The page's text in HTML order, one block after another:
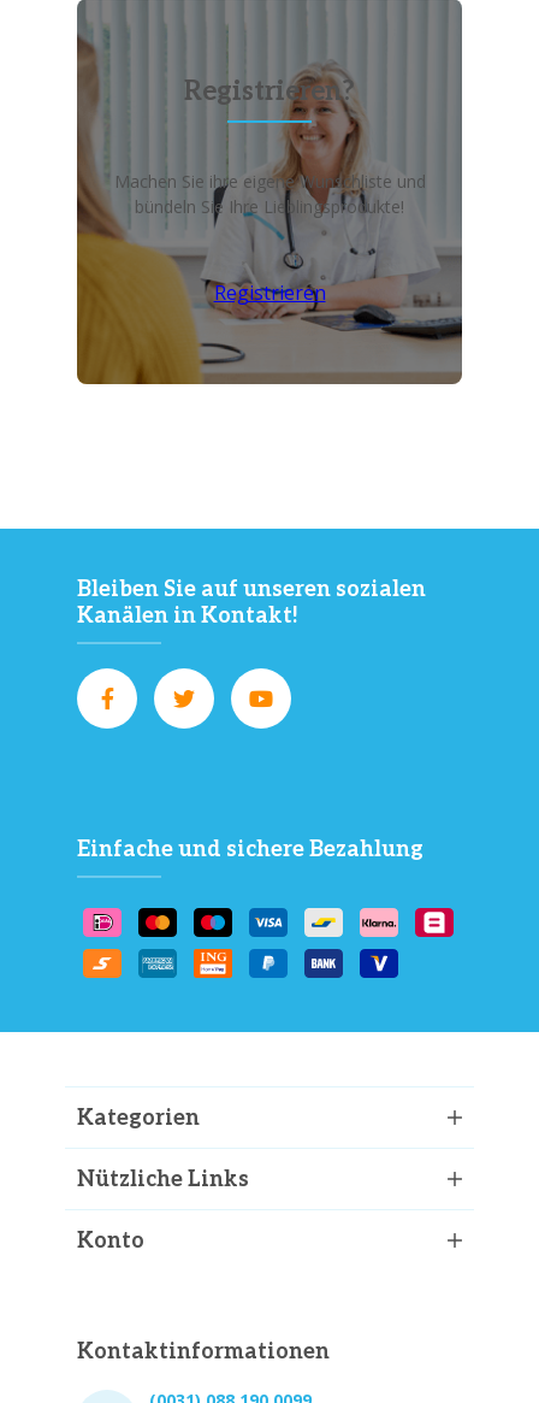
Registrieren?
Machen Sie ihre eigene Wunschliste und
bündeln Sie Ihre Lieblingsprodukte!
Registrieren
Bleiben Sie auf unseren sozialen
Kanälen in Kontakt!
Einfache und sichere Bezahlung
Kategorien
Nützliche Links
Konto
Kontaktinformationen